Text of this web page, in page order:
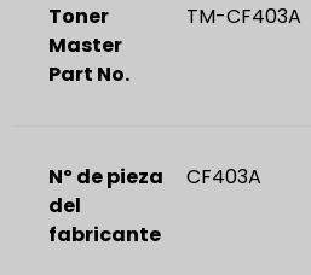
Toner
Master
Part No.
TM-CF403A
Nº de pieza
del
fabricante
CF403A